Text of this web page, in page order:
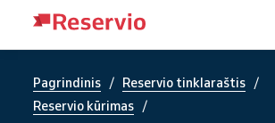
Pagrindinis / Reservio tinklaraštis /
Reservio kūrimas /